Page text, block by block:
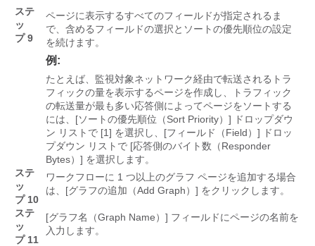
ステ
ッ
プ 9
ページに表示するすべてのフィールドが指定されるま
で、含めるフィールドの選択とソートの優先順位の設定
を続けます。
例:
たとえば、監視対象ネットワーク経由で転送されるトラ
フィックの量を表示するページを作成し、トラフィック
の転送量が最も多い応答側によってページをソートする
には、[ソートの優先順位（Sort Priority）]
ドロップダウ
ン リストで [1] を選択し、[フィールド（Field）]
ドロッ
プダウン リストで [応答側のバイト数（Responder
Bytes）] を選択します。
ステ
ッ
プ 10
ワークフローに 1 つ以上のグラフ ページを追加する場合
は、[グラフの追加（Add Graph）] をクリックします。
ステ
ッ
プ 11
[グラフ名（Graph Name）] フィールドにページの名前を
入力します。